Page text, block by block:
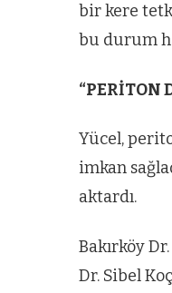
bir kere
bu durum
“PERİTON
Yücel,
imkan
aktardı.
Bakırköy
Dr. Sibel